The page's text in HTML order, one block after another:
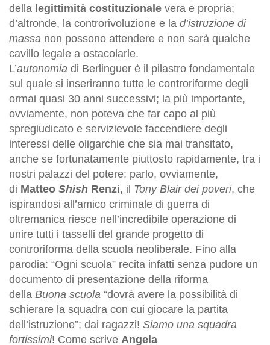
della legittimità costituzionale vera e propria;
d’altronde, la controrivoluzione e la d’istruzione di
massa non possono attendere e non sarà qualche
cavillo legale a ostacolarle.
L’autonomia di Berlinguer è il pilastro fondamentale
sul quale si inseriranno tutte le controriforme degli
ormai quasi 30 anni successivi; la più importante,
ovviamente, non poteva che far capo al più
spregiudicato e servizievole faccendiere degli
interessi delle oligarchie che sia mai transitato,
anche se fortunatamente piuttosto rapidamente, tra i
nostri palazzi del potere: parlo, ovviamente,
di Matteo Shish Renzi, il Tony Blair dei poveri, che
ispirandosi all’amico criminale di guerra di
oltremanica riesce nell’incredibile operazione di
unire tutti i tasselli del grande progetto di
controriforma della scuola neoliberale. Fino alla
parodia: “Ogni scuola” recita infatti senza pudore un
documento di presentazione della riforma
della Buona scuola “dovrà avere la possibilità di
schierare la squadra con cui giocare la partita
dell’istruzione”; dai ragazzi! Siamo una squadra
fortissimi! Come scrive Angela